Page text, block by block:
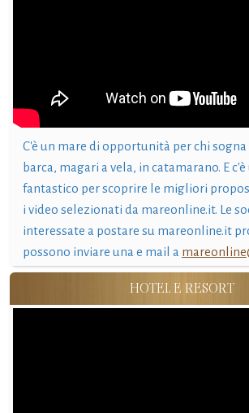
C'è un mare di opportunità per chi sogna
barca, magari a vela, in catamarano. E
fantastico per scoprire le migliori
i video selezionati da mareonline.it. Le
interessate a postare su mareonline.it
possono inviare una e mail a
HOTEL E RESORT